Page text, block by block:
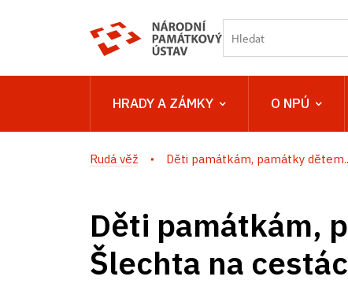
HRADY A ZÁMKY O NPÚ
Rudá věž Děti památkám, památky
Děti památkám,
Šlechta na